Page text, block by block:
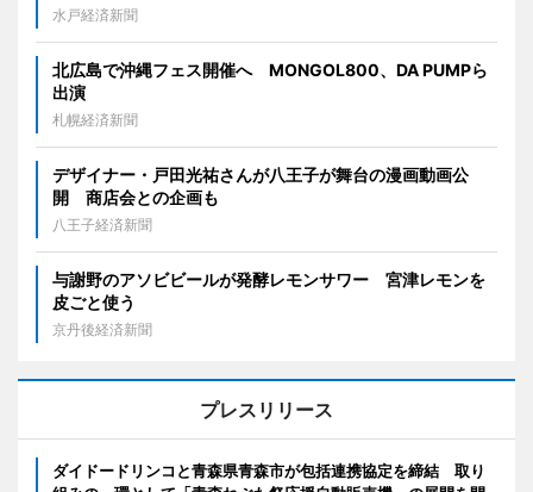
水戸経済新聞
北広島で沖縄フェス開催へ MONGOL800、DA PUMPら
出演
札幌経済新聞
デザイナー・戸田光祐さんが八王子が舞台の漫画動画公
開 商店会との企画も
八王子経済新聞
与謝野のアソビビールが発酵レモンサワー 宮津レモンを
皮ごと使う
京丹後経済新聞
プレスリリース
ダイドードリンコと青森県青森市が包括連携協定を締結 取り